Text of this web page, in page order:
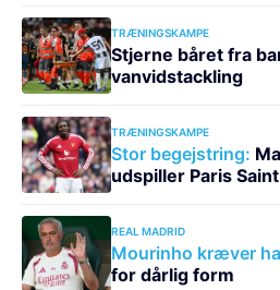
TRÆNINGSKAMPE
Stjerne båret fra
vanvidstackling
TRÆNINGSKAMPE
Stor begejstring:
udspiller Paris
REAL MADRID
Mourinho kræver
for dårlig form